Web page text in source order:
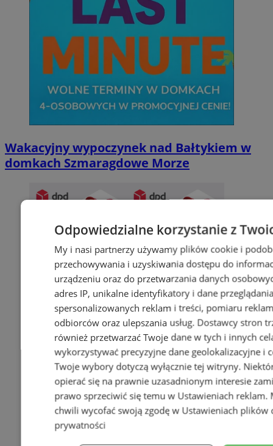
Wakacyjny wypoczynek nad Bałtykiem w
domkach Szmaragdowe Morze
Odpowiedzialne korzystanie z
My i nasi partnerzy używamy plików cookie i
przechowywania i uzyskiwania dostępu do
urządzeniu oraz do przetwarzania danych
adres IP, unikalne identyfikatory i dane
spersonalizowanych reklam i treści, pomiaru
odbiorców oraz ulepszania usług. Dostawcy stron
również przetwarzać Twoje dane w tych i innych
wykorzystywać precyzyjne dane geolokalizacyjne i
Twoje wybory dotyczą wyłącznie tej witryny.
opierać się na prawnie uzasadnionym interesie
prawo sprzeciwić się temu w Ustawieniach reklam.
chwili wycofać swoją zgodę w Ustawieniach plików
prywatności